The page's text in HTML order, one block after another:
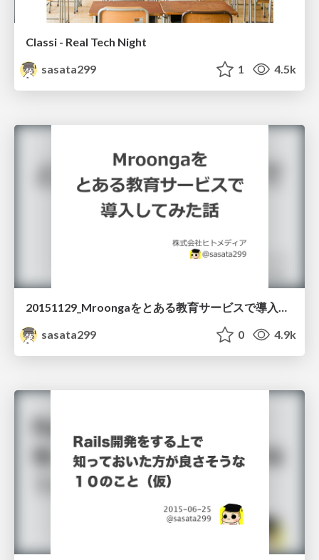
Classi - Real Tech Night
sasata299
1 4.5k
20151129_Mroongaをとある教育サービスで導入してみた話
sasata299
0 4.9k